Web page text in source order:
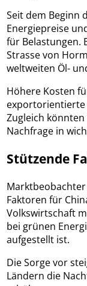
Seit dem Beginn
Energiepreise
für Belastungen.
Strasse von
weltweiten Öl-
Höhere Kosten
exportorientierte
Zugleich
Nachfrage in
Stützende
Faktoren für
Volkswirtschaft
bei grünen
aufgestellt ist.
Die Sorge vor
Ländern die